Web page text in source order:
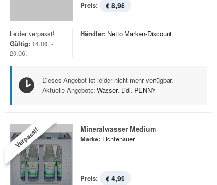
Preis: € 8,98
Leider verpasst!
Gültig: 14.06. -
20.06.
Händler: Netto Marken-Discount
Dieses Angebot ist leider nicht mehr verfügbar.
Aktuelle Angebote: Wasser, Lidl, PENNY
Verpasst! Mineralwasser Medium
Marke: Lichtenauer
Preis: € 4,99